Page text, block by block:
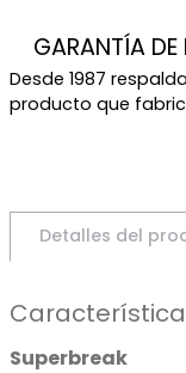
GARANTÍA
Desde 1987
producto que
Detalles del
Superbreak